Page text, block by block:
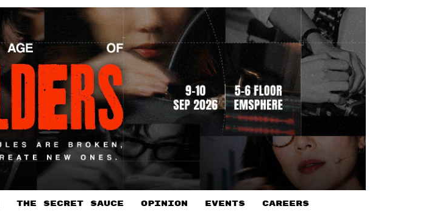
THE SECRET SAUCE​ OPINION EVENTS CAREERS